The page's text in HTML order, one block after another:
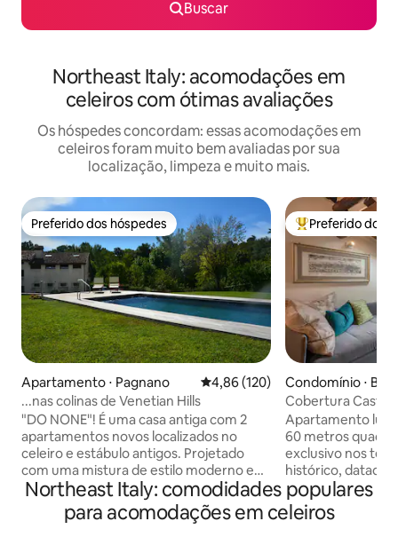
Buscar
Northeast Italy: acomodações em
celeiros com ótimas avaliações
Os hóspedes concordam: essas acomodações em
celeiros foram muito bem avaliadas por sua
localização, limpeza e muito mais.
Preferido dos hóspedes
Preferido dos hóspedes
Apartamento ⋅ Pagnano 4,86 de uma avaliação média de
4,86 (120)
...nas colinas de Venetian Hills
"DO NONE"! É uma casa antiga com 2
apartamentos novos localizados no
celeiro e estábulo antigos. Projetado
com uma mistura de estilo moderno e
original, cada apartamento é com cama
king-size e sofá-cama, banheiro
privativo e cozinha acoplada, ideal para
Entre os
Preferido dos
Condomínio ⋅
Cobertura
Apartamento
60 metros
exclusivo nos
histórico, datado
completamente
conservadora.
mais prestigiada
Northeast Italy: comodidades populares
para acomodações em celeiros